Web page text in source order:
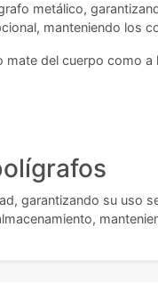
metálico,
manteniendo los
del cuerpo como
garantizando su uso